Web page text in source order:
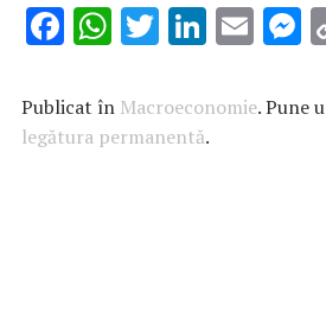
F
e
b
W
at
s
T
it
te
Li
k
e
E
ai
Publicat în Macroeconomie. Pune
legătura permanentă.